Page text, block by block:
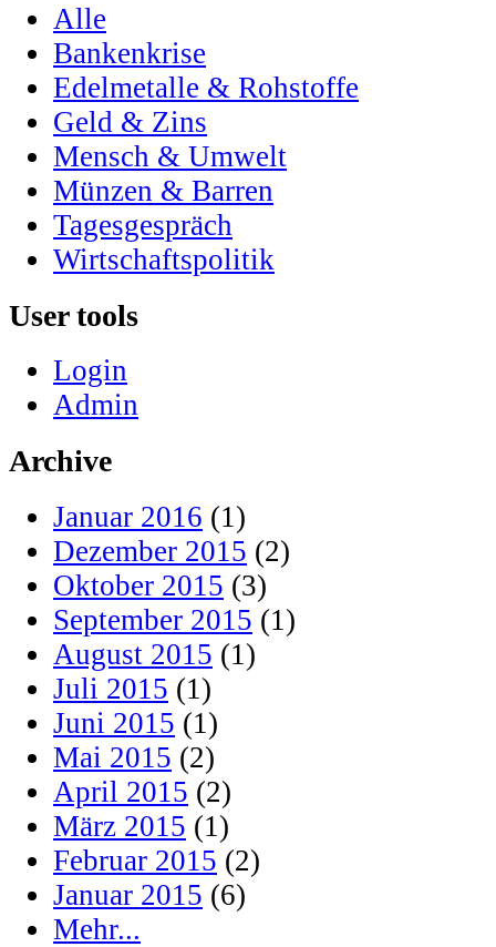
Alle
Bankenkrise
Edelmetalle & Rohstoffe
Geld & Zins
Mensch & Umwelt
Münzen & Barren
Tagesgespräch
Wirtschaftspolitik
User tools
Login
Admin
Archive
Januar 2016 (1)
Dezember 2015 (2)
Oktober 2015 (3)
September 2015 (1)
August 2015 (1)
Juli 2015 (1)
Juni 2015 (1)
Mai 2015 (2)
April 2015 (2)
März 2015 (1)
Februar 2015 (2)
Januar 2015 (6)
Mehr...